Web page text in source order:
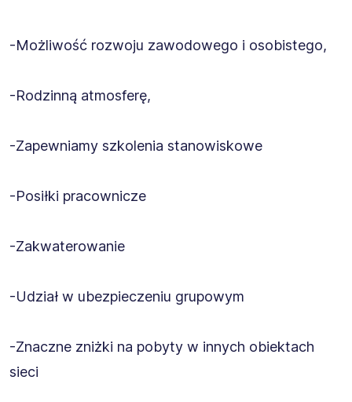
-Możliwość rozwoju zawodowego i osobistego,
-Rodzinną atmosferę,
-Zapewniamy szkolenia stanowiskowe
-Posiłki pracownicze
-Zakwaterowanie
-Udział w ubezpieczeniu grupowym
-Znaczne zniżki na pobyty w innych obiektach
sieci